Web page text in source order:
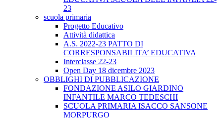
23
scuola primaria
Progetto Educativo
Attività didattica
A.S. 2022-23 PATTO DI
CORRESPONSABILITA’ EDUCATIVA
Interclasse 22-23
Open Day 18 dicembre 2023
OBBLIGHI DI PUBBLICAZIONE
FONDAZIONE ASILO GIARDINO
INFANTILE MARCO TEDESCHI
SCUOLA PRIMARIA ISACCO SANSONE
MORPURGO